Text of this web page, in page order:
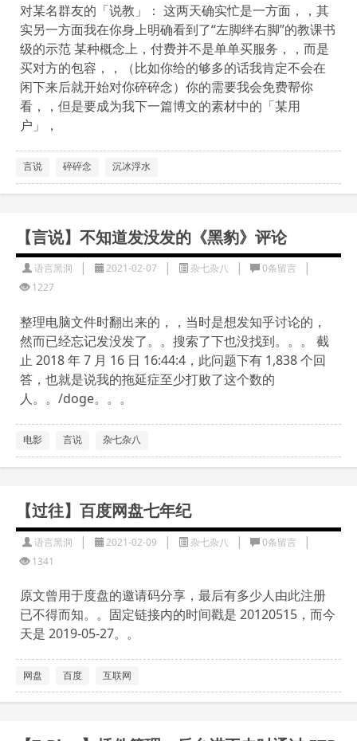
对某名群友的「说教」： 这两天确实忙是一方面，，其
实另一方面我在你身上明确看到了“左脚绊右脚”的教课书
级的示范 某种概念上，付费并不是单单买服务，，而是
买对方的包容，，（比如你给的够多的话我肯定不会在
闲下来后就开始对你碎碎念）你的需要我会免费帮你
看，，但是要成为我下一篇博文的素材中的「某用
户」，
言说 碎碎念 沉冰浮水
【言说】不知道发没发的《黑豹》评论
语言黑洞 | 2021-02-07 | 杂七杂八 | 0条留言 |
1227
整理电脑文件时翻出来的，，当时是想发知乎讨论的，
然而已经忘记发没发了。。搜索了下也没找到。。。 截
止 2018 年 7 月 16 日 16:44:4，此问题下有 1,838 个回
答，也就是说我的拖延症至少打败了这个数的
人。。/doge。。。
电影 言说 杂七杂八
【过往】百度网盘七年纪
语言黑洞 | 2021-02-09 | 杂七杂八 | 0条留言 |
1341
原文曾用于度盘的邀请码分享，最后有多少人由此注册
已不得而知。。固定链接内的时间戳是 20120515，而今
天是 2019-05-27。。
网盘 百度 互联网